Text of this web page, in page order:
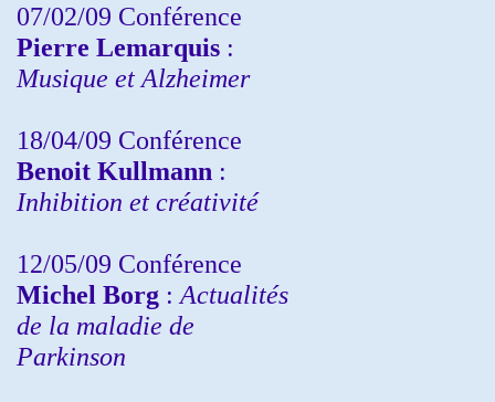
07/02/09 Conférence
Pierre Lemarquis :
Musique et Alzheimer
18/04/09 Conférence
Benoit Kullmann :
Inhibition et créativité
12/05/09 Conférence
Michel Borg : Actualités
de la maladie de
Parkinson